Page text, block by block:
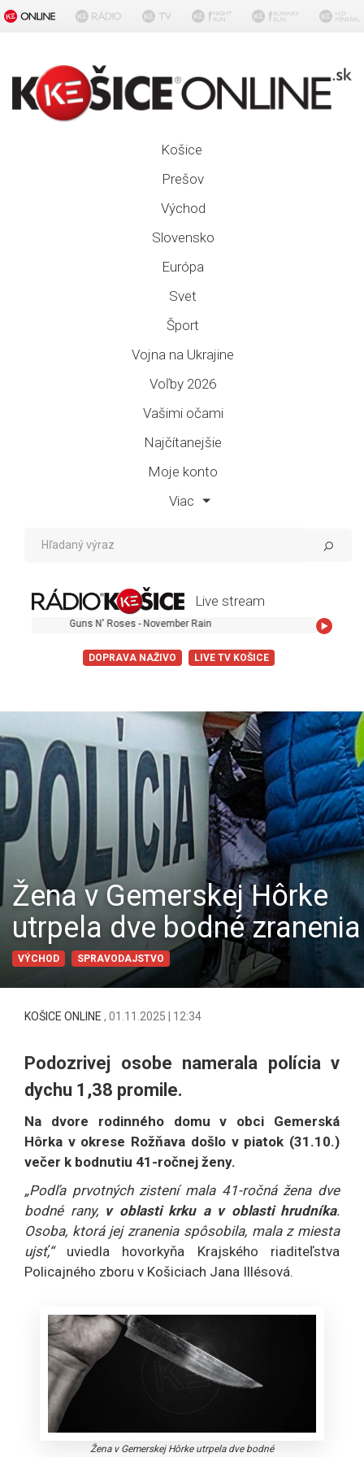
Košice
Prešov
Východ
Slovensko
Európa
Svet
Šport
Vojna na Ukrajine
Voľby 2026
Vašimi očami
Najčítanejšie
Moje konto
Viac
Live stream
Guns N' Roses - November Rain
DOPRAVA NAŽIVO LIVE TV KOŠICE
Žena v Gemerskej Hôrke
utrpela dve bodné zranenia
VÝCHOD SPRAVODAJSTVO
KOŠICE ONLINE , 01.11.2025 | 12:34
Podozrivej osobe namerala polícia v
dychu 1,38 promile.
Na dvore rodinného domu v obci Gemerská
Hôrka v okrese Rožňava došlo v piatok (31.10.)
večer k bodnutiu 41-ročnej ženy.
„Podľa prvotných zistení mala 41-ročná žena dve
bodné rany, v oblasti krku a v oblasti hrudníka.
Osoba, ktorá jej zranenia spôsobila, mala z miesta
ujsť,“uviedla hovorkyňa Krajského riaditeľstva
Policajného zboru v Košiciach Jana Illésová.
Žena v Gemerskej Hôrke utrpela dve bodné